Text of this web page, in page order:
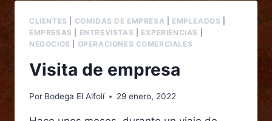
CLIENTES COMIDAS DE EMPRESA EMPLEADOS
EMPRESAS
ENTREVISTAS EXPERIENCIAS
NEGOCIOS
OPERACIONES COMERCIALES
Visita de empresa
Por Bodega El Alfolí 29 enero, 2022